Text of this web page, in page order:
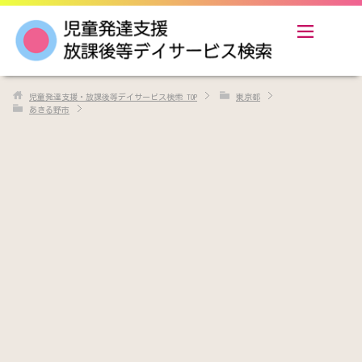
児童発達支援・放課後等デイサービス検索 TOP
東京都
あきる野市